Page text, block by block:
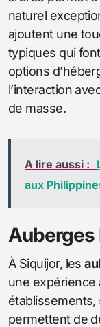
naturel
ajoutent une
typiques qui
options
l’interaction
de masse.
A lire aussi :
aux
Auberges
À Siquijor, les
une expérience
permettent de